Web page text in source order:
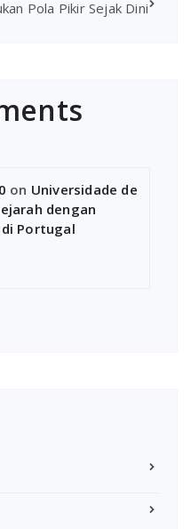
Pola Pikir Sejak Dini
on Universidade de
dengan
Portugal